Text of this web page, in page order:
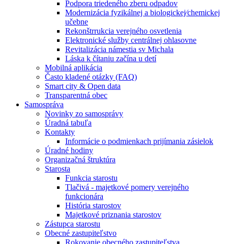
Podpora triedeného zberu odpadov
Modernizácia fyzikálnej a biologickej⁄chemickej
učebne
Rekonštrrukcia verejného osvetlenia
Elektronické služby centrálnej ohlasovne
Revitalizácia námestia sv Michala
Láska k čítaniu začína u detí
Mobilná aplikácia
Často kladené otázky (FAQ)
Smart city & Open data
Transparentná obec
Samospráva
Novinky zo samosprávy
Úradná tabuľa
Kontakty
Informácie o podmienkach prijímania zásielok
Úradné hodiny
Organizačná štruktúra
Starosta
Funkcia starostu
Tlačivá - majetkové pomery verejného
funkcionára
História starostov
Majetkové priznania starostov
Zástupca starostu
Obecné zastupiteľstvo
Rokovanie obecného zastupiteľstva